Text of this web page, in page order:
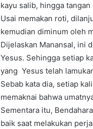
kayu salib, hingga
Usai memakan roti,
kemudian diminum oleh
Dijelaskan Manansal, ini
Yesus. Sehingga setiap
yang Yesus telah
Sebab kata dia, setiap
memaknai bahwa
Sementara itu,
baik saat melakukan